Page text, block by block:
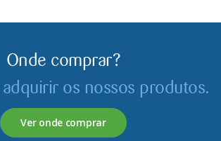
Onde comprar?
os nossos produtos.
Ver onde comprar